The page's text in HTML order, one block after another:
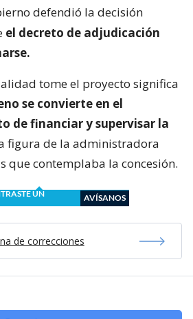
defendió la decisión
el decreto de adjudicación
tome el proyecto significa
se convierte en el
de financiar y supervisar la
figura de la administradora
que contemplaba la concesión.
UN
AVÍSANOS
de correcciones